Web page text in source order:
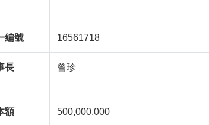
編號 16561718
長 曾珍
額 500,000,000